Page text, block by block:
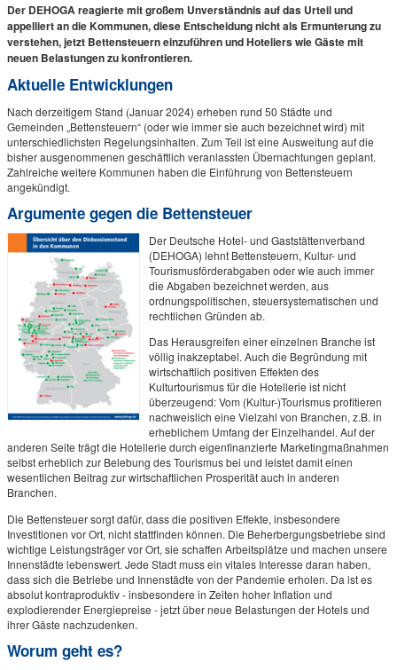
Der DEHOGA reagierte mit großem Unverständnis auf das Urteilund
appelliert an die Kommunen, diese Entscheidung nicht als Ermunterung zu
verstehen, jetzt Bettensteuern einzuführen und Hoteliers wie Gäste mit
neuen Belastungen zu konfrontieren.
Aktuelle Entwicklungen
Nach derzeitigem Stand (Januar 2024) erheben rund 50 Städte und
Gemeinden „Bettensteuern“ (oder wie immer sie auch bezeichnet wird) mit
unterschiedlichsten Regelungsinhalten. Zum Teil ist eine Ausweitung auf die
bisher ausgenommenen geschäftlich veranlassten Übernachtungen geplant.
Zahlreiche weitere Kommunen haben die Einführung von Bettensteuern
angekündigt.
Argumente gegen die Bettensteuer
Der Deutsche Hotel- und Gaststättenverband
(DEHOGA) lehnt Bettensteuern, Kultur- und
Tourismusförderabgaben oder wie auch immer
die Abgaben bezeichnet werden, aus
ordnungspolitischen, steuersystematischen und
rechtlichen Gründen ab.
Das Herausgreifen einer einzelnen Branche ist
völlig inakzeptabel. Auch die Begründung mit
wirtschaftlich positiven Effekten des
Kulturtourismus für die Hotellerie ist nicht
überzeugend: Vom (Kultur-)Tourismus profitieren
nachweislich eine Vielzahl von Branchen, z.B. in
erheblichem Umfang der Einzelhandel. Auf der
anderen Seite trägt die Hotellerie durch eigenfinanzierte Marketingmaßnahmen
selbst erheblich zur Belebung des Tourismus bei und leistet damit einen
wesentlichen Beitrag zur wirtschaftlichen Prosperität auch in anderen
Branchen.
Die Bettensteuer sorgt dafür, dass die positiven Effekte, insbesondere
Investitionen vor Ort, nicht stattfinden können. Die Beherbergungsbetriebe sind
wichtige Leistungsträger vor Ort, sie schaffen Arbeitsplätze und machen unsere
Innenstädte lebenswert. Jede Stadt muss ein vitales Interesse daran haben,
dass sich die Betriebe und Innenstädte von der Pandemie erholen. Da ist es
absolut kontraproduktiv - insbesondere in Zeiten hoher Inflation und
explodierender Energiepreise - jetzt über neue Belastungen der Hotels und
ihrer Gäste nachzudenken.
Worum geht es?